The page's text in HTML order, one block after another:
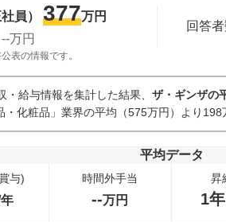
員） 377万円
--万円
回答
表の情報です。
・給与情報を集計した結果、 ザ・ギンザの
・化粧品」業界の平均（575万円）より198
平均データ
与) 時間外手当
--万円
昇
1